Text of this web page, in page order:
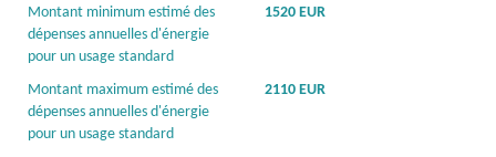
Montant minimum estimé des
dépenses annuelles d'énergie
pour un usage standard
1520 EUR
Montant maximum estimé des
dépenses annuelles d'énergie
pour un usage standard
2110 EUR